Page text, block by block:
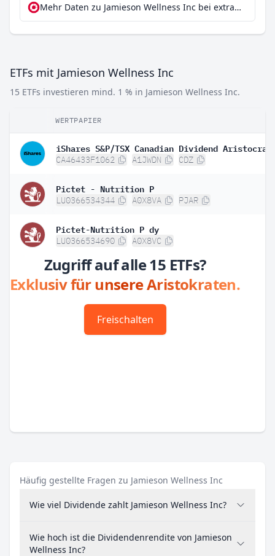
Mehr Daten zu Jamieson Wellness Inc bei extraETF
ETFs mit Jamieson Wellness Inc
15 ETFs investieren mind. 1 % in Jamieson Wellness Inc.
WERTPAPIER
CA46433F1062 A1JWDN CDZ
Pictet - Nutrition P
LU0366534344 A0X8VA PJAR
Pictet-Nutrition P dy
LU0366534690 A0X8VC
Zugriff auf alle 15 ETFs?
Exklusiv für unsere Aristokraten.
Freischalten
Häufig gestellte Fragen zu Jamieson Wellness Inc
Wie viel Dividende zahlt Jamieson Wellness Inc?
Wie hoch ist die Dividendenrendite von Jamieson
Wellness Inc?